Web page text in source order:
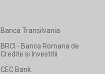
Banca Transilvania
BRCI - Banca Romana de
Credite si Investitii
CEC Bank